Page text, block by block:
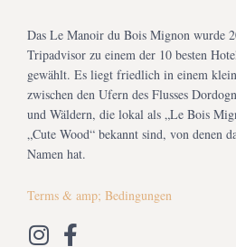
Das Le Manoir du Bois Mignon wurde
Tripadvisor zu einem der 10 besten
gewählt. Es liegt friedlich in einem
zwischen den Ufern des Flusses
und Wäldern, die lokal als „Le Bois
„Cute Wood“ bekannt sind, von denen
Namen hat.
Terms & amp; Bedingungen